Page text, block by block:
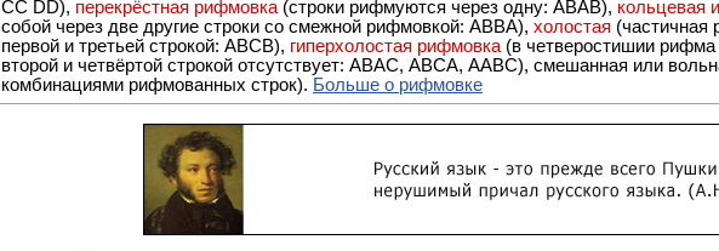
СС DD), перекрёстная рифмовка (строки рифмуются через одну: ABAB), кольцевая
собой через две другие строки со смежной рифмовкой: ABBA), холостая
первой и третьей строкой: АBCB), гиперхолостая рифмовка (в четверостишии
второй и четвёртой строкой отсутствует: ABAC, ABCA, AABC), смешанная или вольная рифмовка (рифмовка в сложных строфах с различными
комбинациями рифмованных строк). Больше о рифмовке